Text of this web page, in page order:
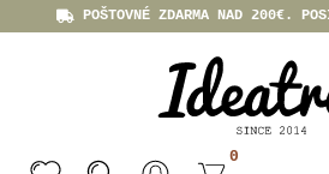
POŠTOVNÉ ZDARMA NAD 200€.
0